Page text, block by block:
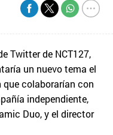
Twitter de NCT127,
un nuevo tema el
que colaborarían con
independiente,
Duo, y el director